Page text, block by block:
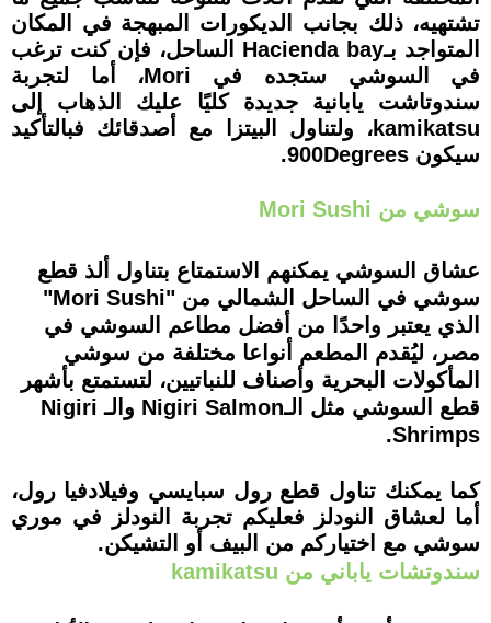
تشتهيه، ذلك بجانب الديكورات المبهجة في المكان
المتواجد بـHacienda bay الساحل، فإن كنت ترغب
في السوشي ستجده في Mori، أما لتجربة
سندوتاشت يابانية جديدة كليًا عليك الذهاب إلى
kamikatsu، ولتناول البيتزا مع أصدقائك فبالتأكيد
سيكون 900Degrees.
سوشي من Mori Sushi
عشاق السوشي يمكنهم الاستمتاع بتناول ألذ قطع
سوشي في الساحل الشمالي من "Mori Sushi"
الذي يعتبر واحدًا من أفضل مطاعم السوشي في
مصر، ليُقدم المطعم أنواعا مختلفة من سوشي
المأكولات البحرية وأصناف للنباتيين، لتستمتع بأشهر
قطع السوشي مثل الـNigiri Salmon والـ Nigiri
Shrimps.
كما يمكنك تناول قطع رول سبايسي وفيلادفيا رول،
أما لعشاق النودلز فعليكم تجربة النودلز في موري
سوشي مع اختياركم من البيف أو التشيكن.
سندوتشات ياباني من kamikatsu